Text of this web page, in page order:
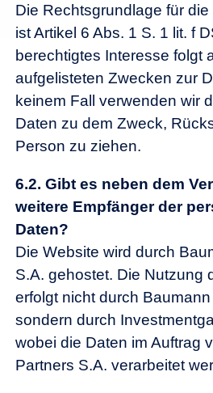
Die Rechtsgrundlage für
ist Artikel 6 Abs. 1 S. 1 lit. f
berechtigtes Interesse folgt
aufgelisteten Zwecken zur
keinem Fall verwenden wir
Daten zu dem Zweck,
Person zu ziehen.
6.2. Gibt es neben dem
weitere Empfänger der
Daten?
Die Website wird durch
S.A. gehostet. Die Nutzung
erfolgt nicht durch
sondern durch
wobei die Daten im Auftrag
Partners S.A. verarbeitet